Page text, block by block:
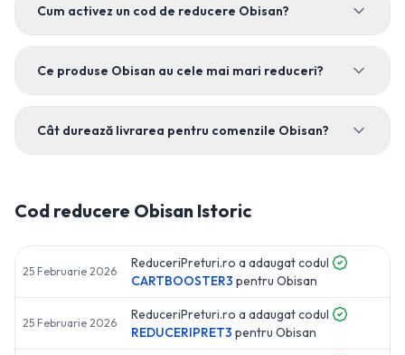
Cum activez un cod de reducere Obisan?
Ce produse Obisan au cele mai mari reduceri?
Cât durează livrarea pentru comenzile Obisan?
Cod reducere Obisan Istoric
25 Februarie 2026
ReduceriPreturi.ro a adaugat codul
CARTBOOSTER3 pentru Obisan
25 Februarie 2026
ReduceriPreturi.ro a adaugat codul
REDUCERIPRET3 pentru Obisan